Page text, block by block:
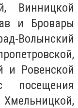
Винницкой
и Бровары
Волынский
и Ровенской
посещения